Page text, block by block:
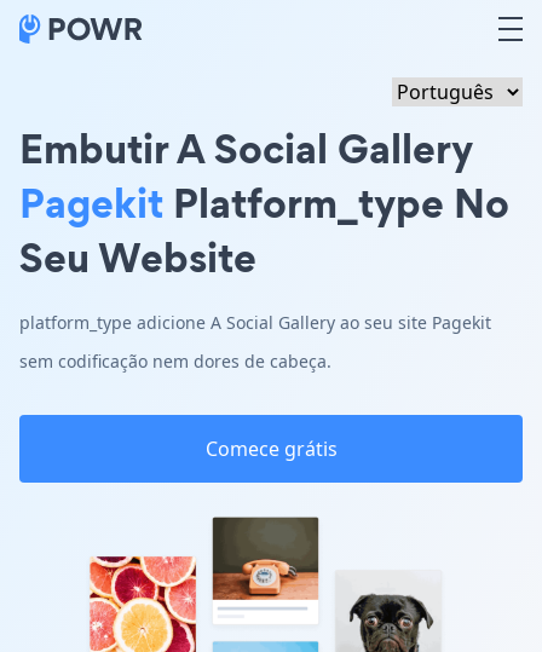
Embutir A Social Gallery
Pagekit Platform_type No
Seu Website
platform_type adicione A Social Gallery ao seu site Pagekit
sem codificação nem dores de cabeça.
Comece grátis